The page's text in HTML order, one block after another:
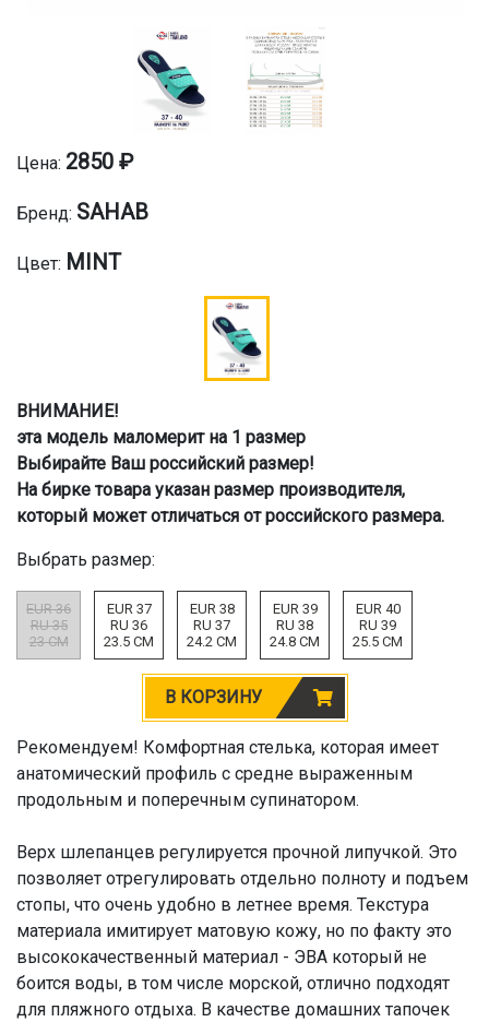
Цена: 2850 ₽
Бренд: SAHAB
Цвет: MINT
ВНИМАНИЕ!
эта модель маломерит на 1 размер
Выбирайте Ваш российский размер!
На бирке товара указан размер производителя,
который может отличаться от российского размера.
Выбрать размер:
EUR 36
RU 35
23 CM
EUR 37
RU 36
23.5 CM
EUR 38
RU 37
24.2 CM
EUR 39
RU 38
24.8 CM
EUR 40
RU 39
25.5 CM
В КОРЗИНУ
Рекомендуем! Комфортная стелька, которая имеет
анатомический профиль с средне выраженным
продольным и поперечным супинатором.
Верх шлепанцев регулируется прочной липучкой. Это
позволяет отрегулировать отдельно полноту и подъем
стопы, что очень удобно в летнее время. Текстура
материала имитирует матовую кожу, но по факту это
высококачественный материал - ЭВА который не
боится воды, в том числе морской, отлично подходят
для пляжного отдыха. В качестве домашних тапочек